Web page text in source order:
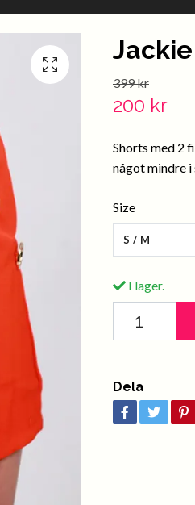
399 kr
200 kr
Shorts med 2
något mindre
Size
S/M
I lager.
Dela